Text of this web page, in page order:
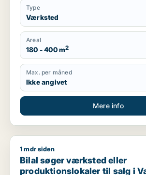
Type
Værksted
Areal
180 - 400 m2
Max. per måned
Ikke angivet
Mere info
Bilal søger værksted eller
1 mdr siden
Bilal søger værksted eller
produktionslokaler til salg i